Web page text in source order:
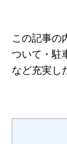
この記事の
ついて・駐
など充実し